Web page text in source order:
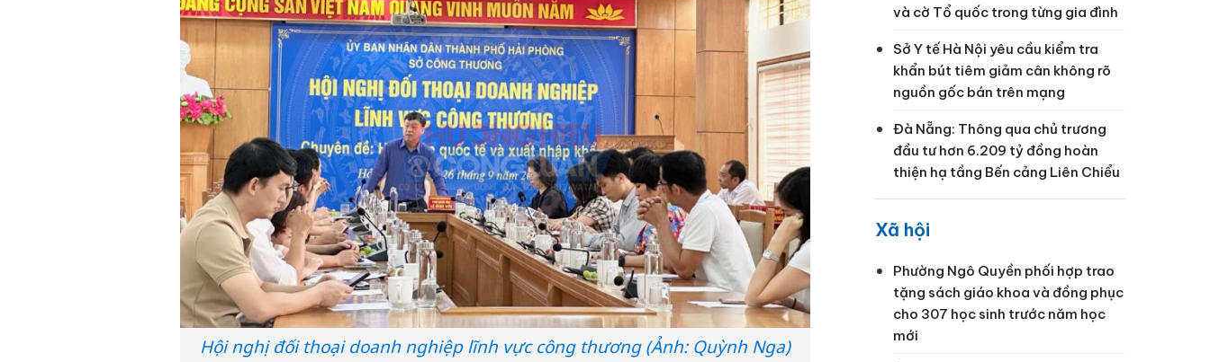
Hội nghị đối thoại doanh nghiệp lĩnh vực công thương (Ảnh: Quỳnh Nga)
và cờ Tổ quốc trong từng gia đình
Sở Y tế Hà Nội yêu cầu kiểm tra
khẩn bút tiêm giảm cân không rõ
nguồn gốc bán trên mạng
Đà Nẵng: Thông qua chủ trương
đầu tư hơn 6.209 tỷ đồng hoàn
thiện hạ tầng Bến cảng Liên Chiểu
Xã hội
Phường Ngô Quyền phối hợp trao
tặng sách giáo khoa và đồng phục
cho 307 học sinh trước năm học
mới